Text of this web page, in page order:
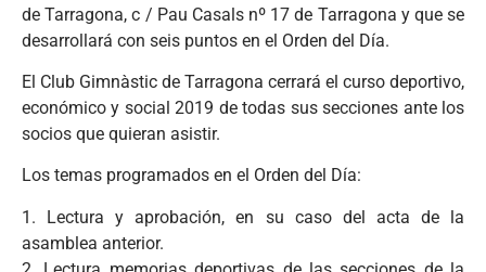
de Tarragona, c / Pau Casals nº 17 de Tarragona y que se
desarrollará con seis puntos en el Orden del Día.
El Club Gimnàstic de Tarragona cerrará el curso deportivo,
económico y social 2019 de todas sus secciones ante los
socios que quieran asistir.
Los temas programados en el Orden del Día:
1. Lectura y aprobación, en su caso del acta de la
asamblea anterior.